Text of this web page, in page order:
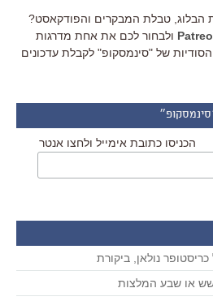
הבלוג, טבלת המבקרים והפודקאסט?
ולבחור לכם את אחת מדרגות
של "סינמסקופ" לקבלת עדכונים
הכניסו כתובת אימייל ולחצו אנטר
נולאן, ביקורת